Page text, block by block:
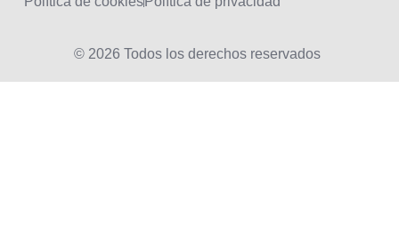
© 2026 Todos los derechos reservados